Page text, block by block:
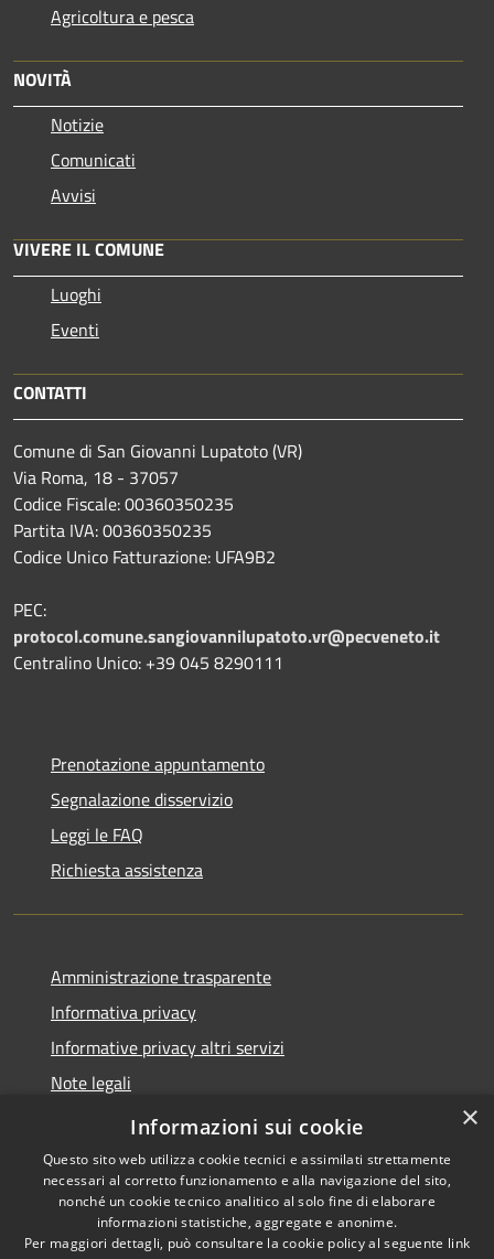
Agricoltura e pesca
NOVITÀ
Notizie
Comunicati
Avvisi
VIVERE IL COMUNE
Luoghi
Eventi
CONTATTI
Comune di San Giovanni Lupatoto (VR)
Via Roma, 18 - 37057
Codice Fiscale: 00360350235
Partita IVA: 00360350235
Codice Unico Fatturazione: UFA9B2
PEC:
protocol.comune.sangiovannilupatoto.vr@pecveneto.it
Centralino Unico: +39 045 8290111
Prenotazione appuntamento
Segnalazione disservizio
Leggi le FAQ
Richiesta assistenza
Amministrazione trasparente
Informativa privacy
Informative privacy altri servizi
Note legali
Dichiarazione di accessibilità
Copyright © 2026 • Comune di
×
Informazioni sui cookie
Questo sito web utilizza cookie tecnici e assimilati strettamente
necessari al corretto funzionamento e alla navigazione del sito,
nonché un cookie tecnico analitico al solo fine di elaborare
informazioni statistiche, aggregate e anonime.
Per maggiori dettagli, può consultare la cookie policy al seguente link